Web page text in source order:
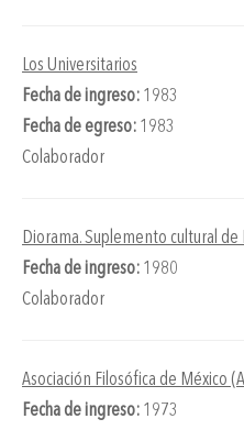
Los Universitarios
Fecha de ingreso: 1983
Fecha de egreso: 1983
Colaborador
Diorama. Suplemento cultural de
Fecha de ingreso: 1980
Colaborador
Asociación Filosófica de México
Fecha de ingreso: 1973